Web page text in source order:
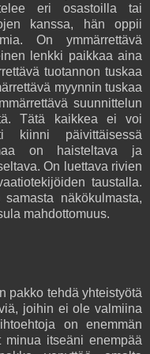
eri osastoilla tai
kanssa, hän oppii
On ymmärrettävä
lenkki paikkaa aina
tuotannon tuskaa
myynnin tuskaa
suunnittelun
Tätä kaikkea ei voi
päivittäisessä
on haisteltava ja
On luettava rivien
taustalla.
näkökulmasta,
mahdottomuus.
pakko tehdä yhteistyötä
joihin ei ole valmiina
on enemmän
itseäni enempää